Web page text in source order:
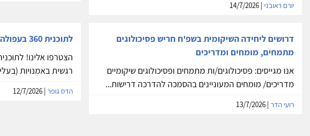
יורם ראובני
דרושים ליחידה השיקומית בשפ'ח חריש פסיכולוגים
מתמחים, מומחים ומדריכים
אנו מגייסים: פסיכולוגים/ות מתמחים ופסיכולוגים שיקומיים
מדריכים/ מומחים המעוניינים בהסמכה להדרכה דרישות...
רועי הדר
לתוכנית 360 בעפולה דרושים/ות מטפלים.ות רגשיים
רגשית באמנויות
הדס גופר| 12/7/2026